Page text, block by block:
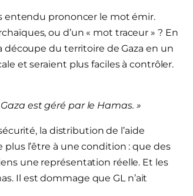
entendu prononcer le mot émir.
ou d’un « mot traceur » ? En
découpe du territoire de Gaza en un
et seraient plus faciles à contrôler.
est géré par le Hamas. »
la distribution de l’aide
l’être à une condition : que des
une représentation réelle. Et les
Il est dommage que GL n’ait